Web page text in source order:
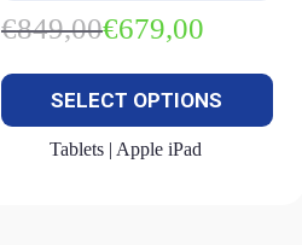
€849,00Oorspronkelijke
was:
€849,00.
€679,00
Huidige
is:
€679,00.
SELECT OPTIONS
Tablets | Apple iPad